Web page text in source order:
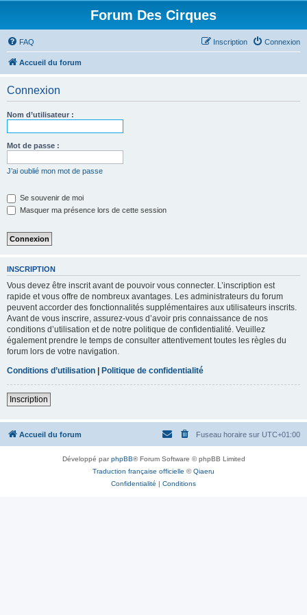
Forum Des Cirques
FAQ Connexion
Inscription
Accueil du forum
Connexion
Nom d’utilisateur :
Mot de passe :
J’ai oublié mon mot de passe
Se souvenir de moi
Masquer ma présence lors de cette session
INSCRIPTION
Vous devez être inscrit avant de pouvoir vous connecter. L’inscription est
rapide et vous offre de nombreux avantages. Les administrateurs du forum
peuvent accorder des fonctionnalités supplémentaires aux utilisateurs inscrits.
Avant de vous inscrire, assurez-vous d’avoir pris connaissance de nos
conditions d’utilisation et de notre politique de confidentialité. Veuillez
également prendre le temps de consulter attentivement toutes les règles du
forum lors de votre navigation.
Conditions d’utilisation | Politique de confidentialité
Inscription
Accueil du forum Fuseau horaire sur UTC+01:00
Développé parphpBB® Forum Software © phpBB Limited
Traduction française officielle ©Qiaeru
Confidentialité | Conditions